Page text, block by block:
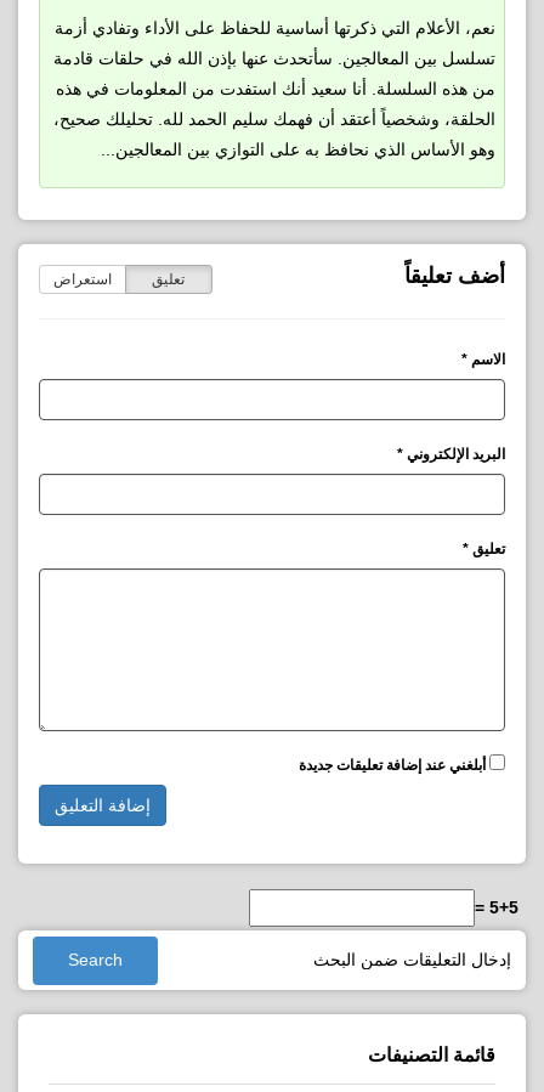
نعم، الأعلام التي ذكرتها أساسية للحفاظ على الأداء وتفادي أزمة
تسلسل بين المعالجين. سأتحدث عنها بإذن الله في حلقات قادمة
من هذه السلسلة. أنا سعيد أنك استفدت من المعلومات في هذه
الحلقة، وشخصياً أعتقد أن فهمك سليم الحمد لله. تحليلك صحيح،
وهو الأساس الذي نحافظ به على التوازي بين المعالجين...
أضف تعليقاً تعليق استعراض
الاسم *
البريد الإلكتروني *
تعليق *
أبلغني عند إضافة تعليقات جديدة
5+5 =
قائمة التصنيفات